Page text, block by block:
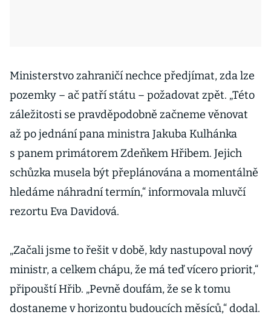
Ministerstvo zahraničí nechce předjímat, zda lze
pozemky – ač patří státu – požadovat zpět. „Této
záležitosti se pravděpodobně začneme věnovat
až po jednání pana ministra Jakuba Kulhánka
s panem primátorem Zdeňkem Hřibem. Jejich
schůzka musela být přeplánována a momentálně
hledáme náhradní termín,“ informovala mluvčí
rezortu Eva Davidová.
„Začali jsme to řešit v době, kdy nastupoval nový
ministr, a celkem chápu, že má teď vícero priorit,“
připouští Hřib. „Pevně doufám, že se k tomu
dostaneme v horizontu budoucích měsíců,“ dodal.